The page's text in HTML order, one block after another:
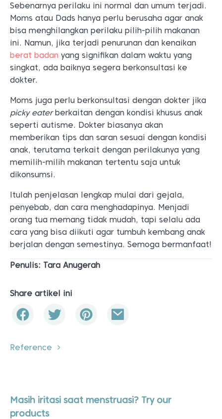
Sebenarnya perilaku ini normal dan umum terjadi.
Moms atau Dads hanya perlu berusaha agar anak
bisa menghilangkan perilaku pilih-pilih makanan
ini. Namun, jika terjadi penurunan dan kenaikan
berat badan yang signifikan dalam waktu yang
singkat, ada baiknya segera berkonsultasi ke
dokter.
Moms juga perlu berkonsultasi dengan dokter jika
picky eaterberkaitan dengan kondisi khusus anak
seperti autisme. Dokter biasanya akan
memberikan tips dan saran sesuai dengan kondisi
anak, terutama terkait dengan perilakunya yang
memilih-milih makanan tertentu saja untuk
dikonsumsi.
Itulah penjelasan lengkap mulai dari gejala,
penyebab, dan cara menghadapinya. Menjadi
orang tua memang tidak mudah, tapi selalu ada
cara yang bisa diikuti agar tumbuh kembang anak
berjalan dengan semestinya. Semoga bermanfaat!
Penulis: Tara Anugerah
Share artikel ini
Reference
Masih iritasi saat menstruasi? Try our
products